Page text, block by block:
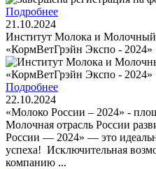
Подробнее
21.10.2024
Институт Молока и Молочный
«КормВетГрэйн Экспо - 2024»
Подробнее
22.10.2024
«Молоко России – 2024» -
Молочная отрасль России
России — 2024» — это
успеха! Исключительная
компанию ...